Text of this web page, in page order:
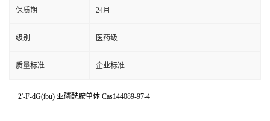
保质期 24月
级别 医药级
质量标准 企业标准
2'-F-dG(ibu) 亚磷酰胺单体 Cas144089-97-4